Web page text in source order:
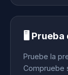
🖥️
Pruebe la
Compruebe